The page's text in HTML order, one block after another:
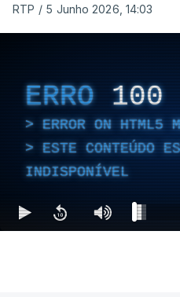
RTP / 5 Junho 2026, 14:03
ERRO 100
ERROR ON HTML5
ESTE CONTEÚDO
INDISPONÍVEL